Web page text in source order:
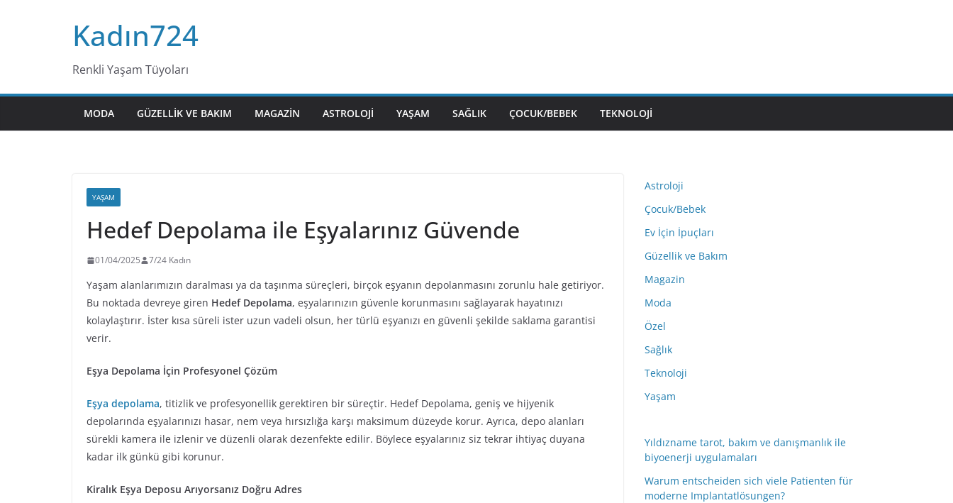
Kadın724
Renkli Yaşam Tüyoları
MODA GÜZELLIK VE BAKIM MAGAZIN ASTROLOJI YAŞAM SAĞLIK ÇOCUK/BEBEK TEKNOLOJI
YAŞAM
Hedef Depolama ile Eşyalarınız Güvende
01/04/2025 7/24 Kadın
Yaşam alanlarımızın daralması ya da taşınma süreçleri, birçok eşyanın depolanmasını zorunlu hale getiriyor.
Bu noktada devreye giren Hedef Depolama, eşyalarınızın güvenle korunmasını sağlayarak hayatınızı
kolaylaştırır. İster kısa süreli ister uzun vadeli olsun, her türlü eşyanızı en güvenli şekilde saklama garantisi
verir.
Eşya Depolama İçin Profesyonel Çözüm
Eşya depolama, titizlik ve profesyonellik gerektiren bir süreçtir. Hedef Depolama, geniş ve hijyenik
depolarında eşyalarınızı hasar, nem veya hırsızlığa karşı maksimum düzeyde korur. Ayrıca, depo alanları
sürekli kamera ile izlenir ve düzenli olarak dezenfekte edilir. Böylece eşyalarınız siz tekrar ihtiyaç duyana
kadar ilk günkü gibi korunur.
Kiralık Eşya Deposu Arıyorsanız Doğru Adres
Astroloji
Çocuk/Bebek
Ev İçin İpuçları
Güzellik ve Bakım
Magazin
Moda
Özel
Sağlık
Teknoloji
Yaşam
Yıldızname tarot, bakım ve danışmanlık ile
biyoenerji uygulamaları
Warum entscheiden sich viele Patienten für
moderne Implantatlösungen?